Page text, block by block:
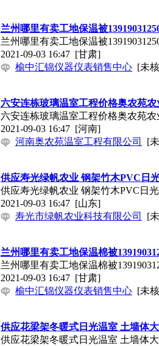
兰州哪里有卖工地保温被
兰州哪里有卖工地保温被
2021-09-03 16:47 [甘肃]
榆中汇锦仪器仪表销售中心 [未
六安连栋玻璃温室工程价格奥农苑农
六安连栋玻璃温室工程价格奥农苑农
2021-09-03 16:47 [河南]
河南奥农苑温室工程有限公司
[
供应寿光绿帆农业 钢架竹木PVC日
供应寿光绿帆农业 钢架竹木PVC日
2021-09-03 16:47 [山东]
寿光市绿帆农业科技有限公司
[
兰州哪里有卖工地保温棉被
兰州哪里有卖工地保温棉被
2021-09-03 16:47 [甘肃]
榆中汇锦仪器仪表销售中心 [未
供应花梁架冬暖式日光温室 土墙体
供应花梁架冬暖式日光温室 土墙体